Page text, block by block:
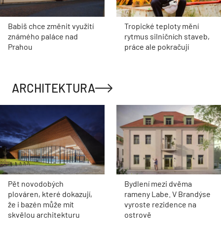
Babiš chce změnit využití
známého paláce nad
Prahou
Tropické teploty mění
rytmus silničních staveb,
práce ale pokračují
ARCHITEKTURA
Pět novodobých
plováren, které dokazují,
že i bazén může mít
skvělou architekturu
Bydlení mezi dvěma
rameny Labe. V Brandýse
vyroste rezidence na
ostrově